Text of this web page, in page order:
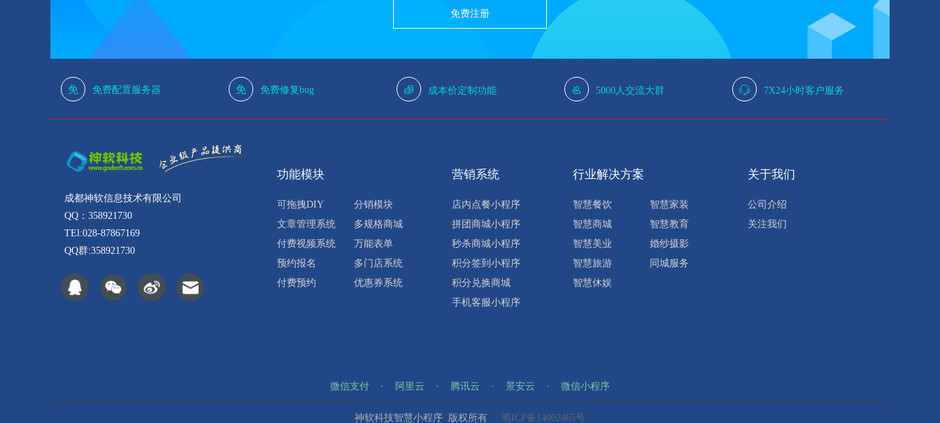
免费注册
免 免费配置服务器 免 免费修复bug 成本价定制功能 5000人交流大群 7X24小时客户服务
成都神软信息技术有限公司
QQ：358921730
TEl:028-87867169
QQ群:358921730
功能模块
可拖拽DIY
分销模块
文章管理系统
多规格商城
付费视频系统
万能表单
预约报名
多门店系统
付费预约
优惠券系统
营销系统
店内点餐小程序
拼团商城小程序
秒杀商城小程序
积分签到小程序
积分兑换商城
手机客服小程序
行业解决方案
智慧餐饮
智慧家装
智慧商城
智慧教育
智慧美业
婚纱摄影
智慧旅游
同城服务
智慧休娱
关于我们
公司介绍
关注我们
微信支付 · 阿里云 · 腾讯云 · 景安云 · 微信小程序
神软科技智慧小程序 版权所有 蜀ICP备14002465号